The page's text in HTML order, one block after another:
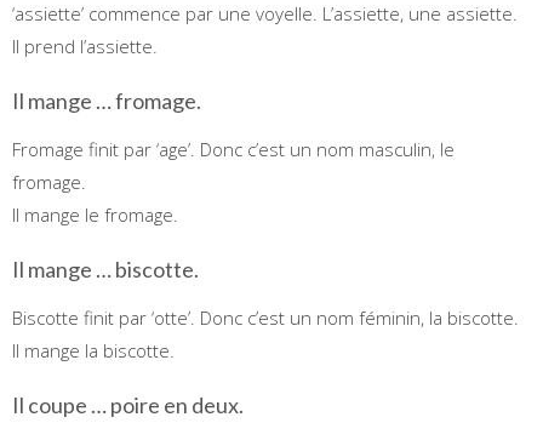
‘assiette’ commence par une voyelle. L’assiette, une assiette.
Il prend l’assiette.
Il mange … fromage.
Fromage finit par ‘age’. Donc c’est un nom masculin, le
fromage.
Il mange le fromage.
Il mange … biscotte.
Biscotte finit par ‘otte’. Donc c’est un nom féminin, la biscotte.
Il mange la biscotte.
Il coupe … poire en deux.